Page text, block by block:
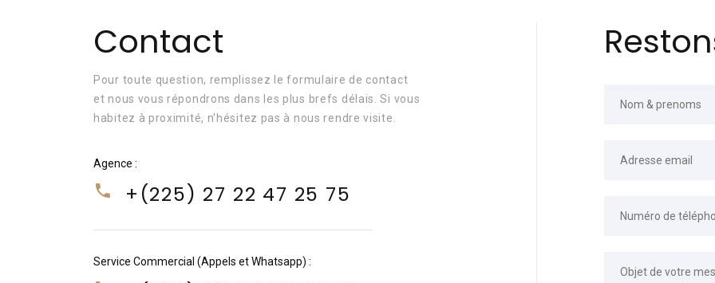
Contact
Pour toute question, remplissez le formulaire de contact
et nous vous répondrons dans les plus brefs délais. Si vous
habitez à proximité, n'hésitez pas à nous rendre visite.
Agence :
+(225) 27 22 47 25 75
Service Commercial (Appels et Whatsapp) :